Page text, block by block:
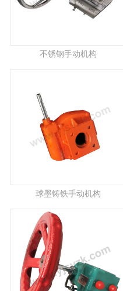
不锈钢手动机构
球墨铸铁手动机构